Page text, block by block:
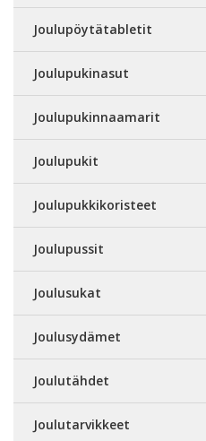
Joulupöytätabletit
Joulupukinasut
Joulupukinnaamarit
Joulupukit
Joulupukkikoristeet
Joulupussit
Joulusukat
Joulusydämet
Joulutähdet
Joulutarvikkeet